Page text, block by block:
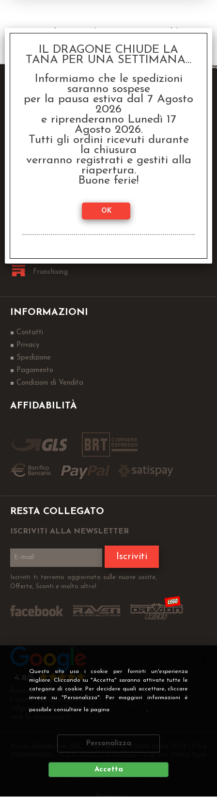
Questo sito usa i cookie per fornirti un'esperienza
migliore. Cliccando su "Accetta" saranno attivate tutte le
categorie di cookie. Per decidere quali accettare, cliccare
invece su "Personalizza". Per maggiori informazioni è
possibile consultare la pagina .
Personalizza
Accetta
Raven Distribution SRL
Via Fanin, 30
40026 Imola (BO)
9.00 - 13.00 / 14.00 - 18.00
info@dragonstore.it
Franchising
INFORMAZIONI
Contatti
Privacy
Spedizione
Pagamento
Condizioni di Vendita
AFFIDABILITÀ
RESTA COLLEGATO
ISCRIVITI ALLA NEWSLETTER
Iscriviti
Iscriviti ti terremo aggiornato sulle nuove uscite,
Offerte, Sconti e molto altro!
Recensioni Verificate
I nostri clienti soddisfatti
valgono più di mille parole
Raven Distribution SRL - Via Fanin 30, 40026 Imola (BO) - P.Iva
i.v
DEVELOPERCREATIVE WEB
IL DRAGONE CHIUDE LA
TANA PER UNA SETTIMANA...
Informiamo che le spedizioni
saranno sospese
per la pausa estiva dal 7 Agosto
2026
e riprenderanno Lunedì 17
Agosto 2026.
Tutti gli ordini ricevuti durante
la chiusura
verranno registrati e gestiti alla
riapertura.
Buone ferie!